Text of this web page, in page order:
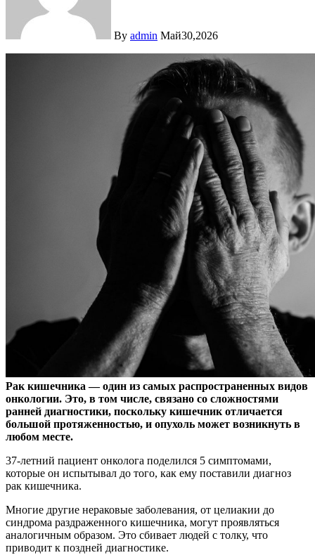
By admin Май30,2026
Рак кишечника — один из самых распространенных видов
онкологии. Это, в том числе, связано со сложностями
ранней диагностики, поскольку кишечник отличается
большой протяженностью, и опухоль может возникнуть в
любом месте.
37-летний пациент онколога поделился 5 симптомами,
которые он испытывал до того, как ему поставили диагноз
рак кишечника.
Многие другие нераковые заболевания, от целиакии до
синдрома раздраженного кишечника, могут проявляться
аналогичным образом. Это сбивает людей с толку, что
приводит к поздней диагностике.